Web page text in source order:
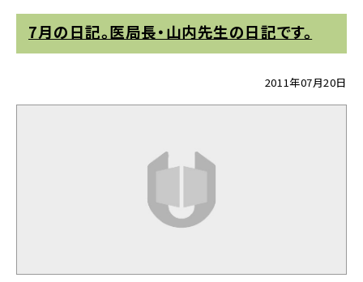
7月の日記。医局長・山内先生の日記です。
2011年07月20日